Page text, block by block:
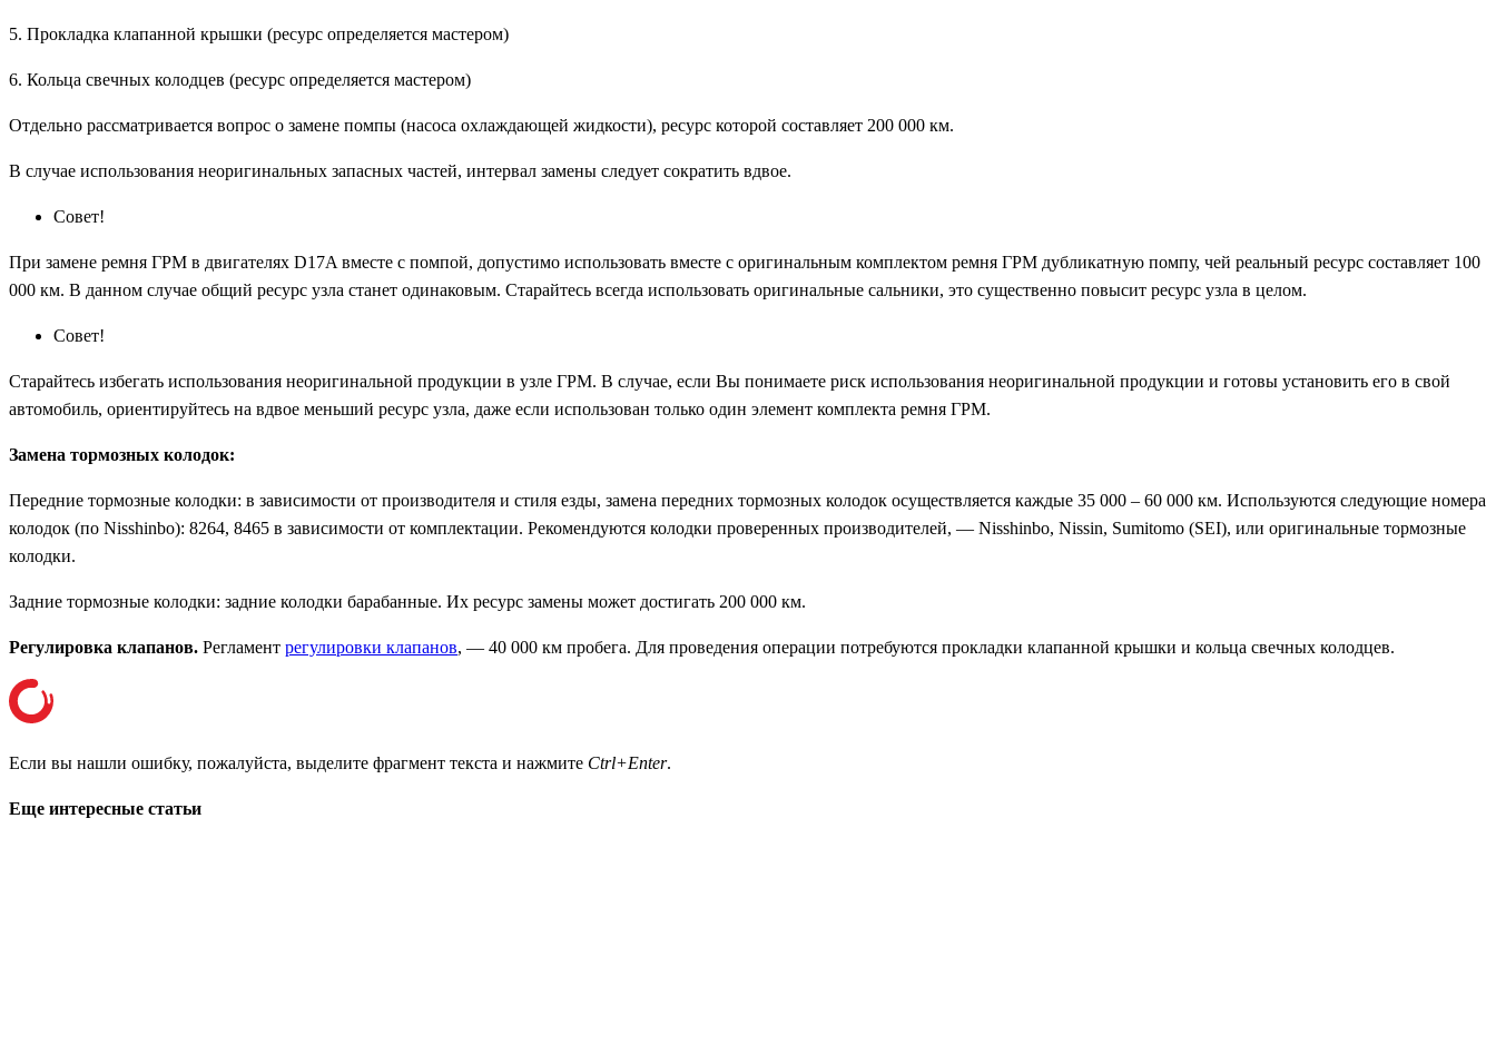
5. Прокладка клапанной крышки (ресурс определяется мастером)
6. Кольца свечных колодцев (ресурс определяется мастером)
Отдельно рассматривается вопрос о замене помпы (насоса охлаждающей жидкости), ресурс которой составляет 200 000 км.
В случае использования неоригинальных запасных частей, интервал замены следует сократить вдвое.
Совет!
При замене ремня ГРМ в двигателях D17A вместе с помпой, допустимо использовать вместе с оригинальным комплектом ремня ГРМ дубликатную помпу, чей реальный ресурс составляет 100
000 км. В данном случае общий ресурс узла станет одинаковым. Старайтесь всегда использовать оригинальные сальники, это существенно повысит ресурс узла в целом.
Совет!
Старайтесь избегать использования неоригинальной продукции в узле ГРМ. В случае, если Вы понимаете риск использования неоригинальной продукции и готовы установить его в свой
автомобиль, ориентируйтесь на вдвое меньший ресурс узла, даже если использован только один элемент комплекта ремня ГРМ.
Замена тормозных колодок:
Передние тормозные колодки: в зависимости от производителя и стиля езды, замена передних тормозных колодок осуществляется каждые 35 000 – 60 000 км. Используются следующие номера
колодок (по Nisshinbo): 8264, 8465 в зависимости от комплектации. Рекомендуются колодки проверенных производителей, — Nisshinbo, Nissin, Sumitomo (SEI), или оригинальные тормозные
колодки.
Задние тормозные колодки: задние колодки барабанные. Их ресурс замены может достигать 200 000 км.
Регулировка клапанов. Регламент регулировки клапанов, — 40 000 км пробега. Для проведения операции потребуются прокладки клапанной крышки и кольца свечных колодцев.
Если вы нашли ошибку, пожалуйста, выделите фрагмент текста и нажмите Ctrl+Enter.
Еще интересные статьи